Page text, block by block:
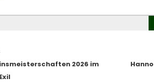
post:
2026 im